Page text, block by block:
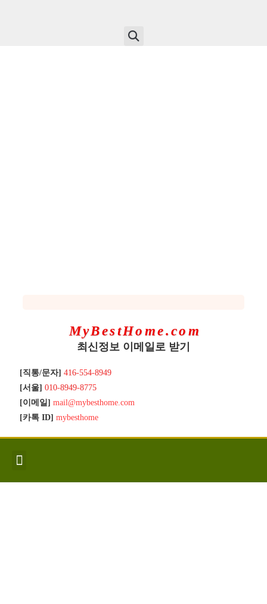
MyBestHome.com
최신정보 이메일로 받기
[직통/문자] 416-554-8949
[서울] 010-8949-8775
[이메일] mail@mybesthome.com
[카톡 ID] mybesthome